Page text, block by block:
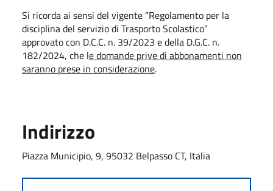
Si ricorda ai sensi del vigente “Regolamento per la
disciplina del servizio di Trasporto Scolastico”
approvato con D.C.C. n. 39/2023 e della D.G.C. n.
182/2024, che le domande prive di abbonamenti non
saranno prese in considerazione.
Indirizzo
Piazza Municipio, 9, 95032 Belpasso CT, Italia